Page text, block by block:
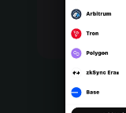
Bahasa Indonesia
Português (Brasil)